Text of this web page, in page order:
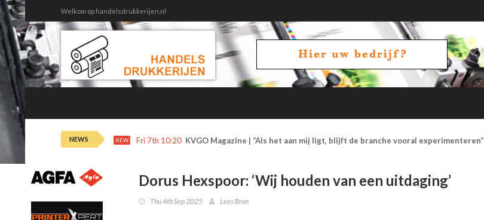
Welkom op handelsdrukkerijen.nl
NEWS NEW Fri 7th 10:20 KVGO Magazine | “Als het aan mij ligt, blijft de branche vooral experimenteren”
Dorus Hexspoor: ‘Wij houden van een uitdaging’
Thu 4th Sep 2025 Lees Bron